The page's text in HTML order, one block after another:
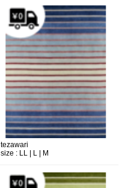
tezawari
size : LL | L | M